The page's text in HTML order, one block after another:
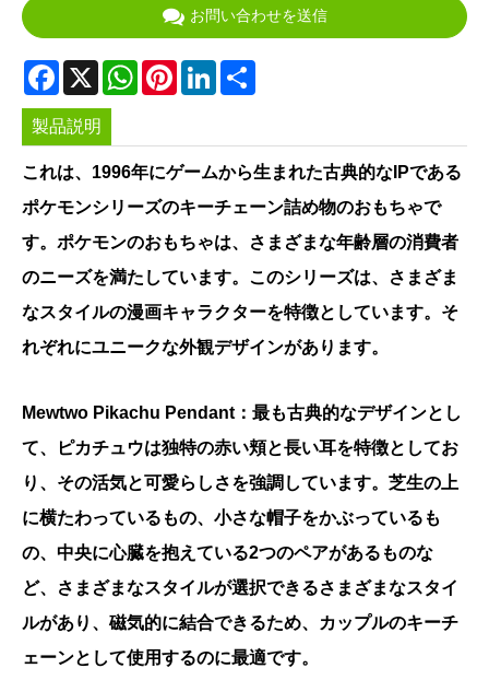
お問い合わせを送信
Facebook
X WhatsApp
PinterestLinkedIn
製品説明
これは、1996年にゲームから生まれた古典的なIPである
ポケモンシリーズのキーチェーン詰め物のおもちゃで
す。ポケモンのおもちゃは、さまざまな年齢層の消費者
のニーズを満たしています。このシリーズは、さまざま
なスタイルの漫画キャラクターを特徴としています。そ
れぞれにユニークな外観デザインがあります。
Mewtwo Pikachu Pendant：最も古典的なデザインとし
て、ピカチュウは独特の赤い頬と長い耳を特徴としてお
り、その活気と可愛らしさを強調しています。芝生の上
に横たわっているもの、小さな帽子をかぶっているも
の、中央に心臓を抱えている2つのペアがあるものな
ど、さまざまなスタイルが選択できるさまざまなスタイ
ルがあり、磁気的に結合できるため、カップルのキーチ
ェーンとして使用するのに最適です。